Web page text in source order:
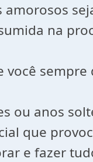
na
você
ou anos
que
e fazer